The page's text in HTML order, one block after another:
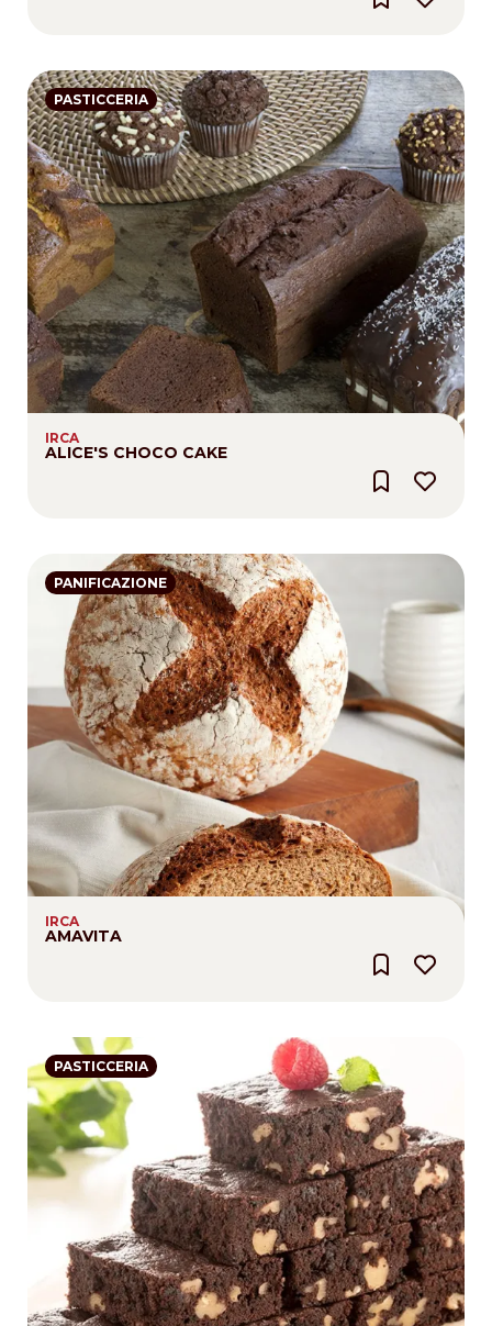
PASTICCERIA
IRCA
ALICE'S CHOCO CAKE
PANIFICAZIONE
IRCA
AMAVITA
PASTICCERIA